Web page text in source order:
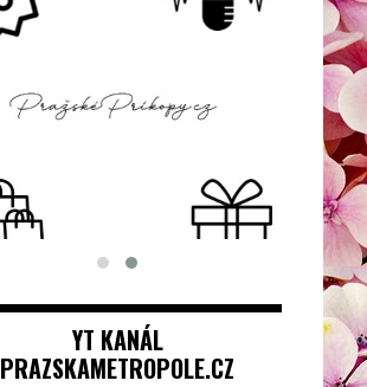
YT KANÁL
PRAZSKAMETROPOLE.CZ